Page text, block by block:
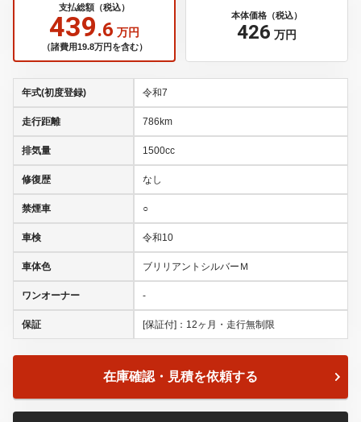
支払総額（税込）
439.6 万円
（諸費用19.8万円を含む）
本体価格（税込）
426 万円
年式(初度登録) 令和7
走行距離 786km
排気量 1500cc
修復歴 なし
禁煙車 ○
車検 令和10
車体色 ブリリアントシルバーＭ
ワンオーナー -
保証 [保証付]：12ヶ月・走行無制限
在庫確認・見積を依頼する